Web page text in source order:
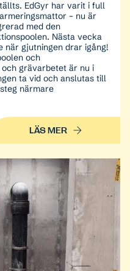
EdGyr har varit i full
– nu är
med den
Nästa vecka
när gjutningen drar igång!
och
grävarbetet är nu i
ta vid och anslutas till
närmare
LÄS MER